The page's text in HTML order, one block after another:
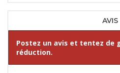
AVIS
Postez un avis et tentez de
réduction.